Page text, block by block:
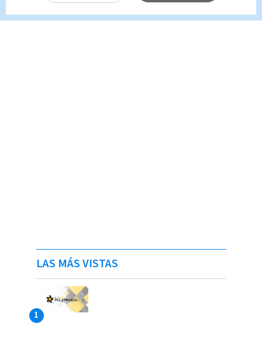
LAS MÁS VISTAS